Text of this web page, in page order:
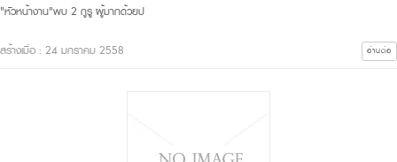
"หัวหน้างาน"พบ 2 กูรู ผู้มากด้วยป
สร้างเมื่อ : 24 มกราคม 2558 อ่านต่อ